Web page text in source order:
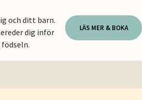
och ditt barn.
dig inför
födseln.
LÄS MER & BOKA